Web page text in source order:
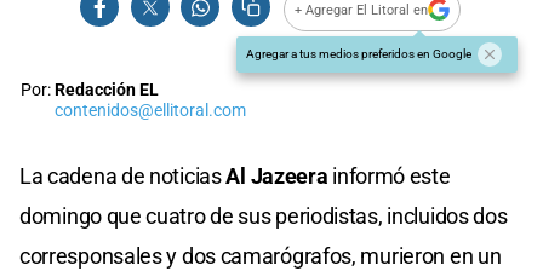
+ Agregar El Litoral en
Agregar a tus medios preferidos en Google
Por:Redacción EL
contenidos@ellitoral.com
La cadena de noticiasAl Jazeera informó este
domingo que cuatro de sus periodistas, incluidos dos
corresponsales y dos camarógrafos, murieron en un